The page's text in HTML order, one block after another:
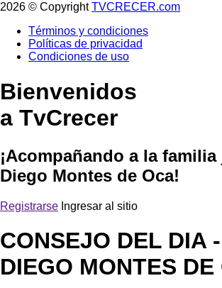
2026 © CopyrightTVCRECER.com
Términos y condiciones
Políticas de privacidad
Condiciones de uso
Bienvenidos
a TvCrecer
¡Acompañando a la
Diego Montes de Oca!
Registrarse Ingresar al sitio
CONSEJO DEL DIA
DIEGO MONTES DE